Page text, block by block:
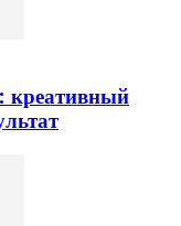
креативный